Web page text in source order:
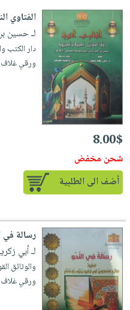
العناية
بالأسنان
الحمية
والتغذية
أدوات
المائدة
الأوعية
والتخزين
أدوات
المطبخ
الأكثر
مبيعاً
العودة
للمدارس
اكسسوارات
كتب
اكسسوارات
منزلية
اكسسوارات
ملابس
مطرزات
حلي
بالذات
صابون
أطفال
شحن
مجاني
بنود
مختارة
اشتراكات
كل
الاشتراكات
صندوق
القراءة
iKitab
بلا
حدود
بحث
متقدم
نيل
وفرات
الشركة
الشركة
فيديوهات
أسئلة
لائحة
الأمنيات
عربة
التسوق
الفتاوي
لـ حسين
دار الكتب
ورقي
8.00$
شحن مخفض
أضف الى الطلبية
رسالة في
لـ أبي
والوثائق القومية
ورقي